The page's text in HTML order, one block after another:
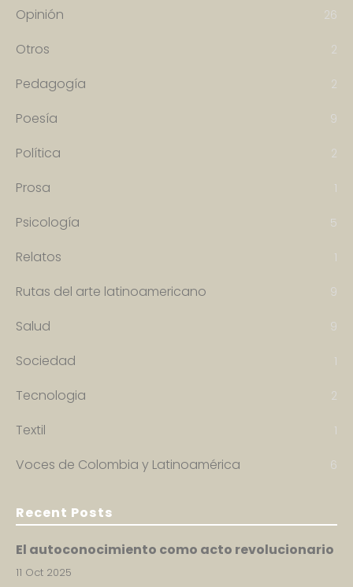
Opinión 26
Otros 2
Pedagogía 2
Poesía 9
Política 2
Prosa 1
Psicología 5
Relatos 1
Rutas del arte latinoamericano 9
Salud 9
Sociedad 1
Tecnologia 2
Textil 1
Voces de Colombia y Latinoamérica 6
Recent Posts
El autoconocimiento como acto revolucionario
11 Oct 2025